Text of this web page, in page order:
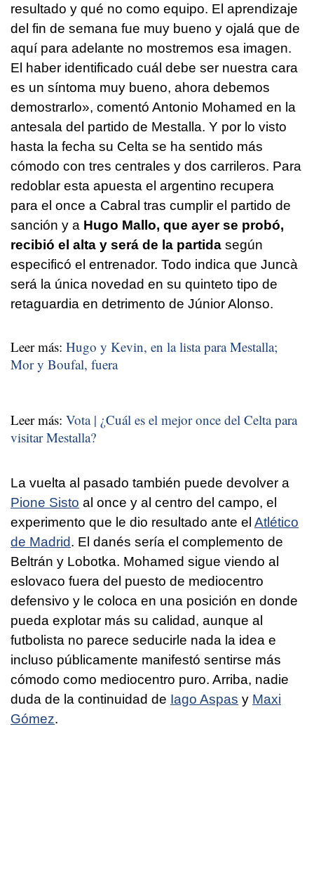
resultado y qué no como equipo. El aprendizaje
del fin de semana fue muy bueno y ojalá que de
aquí para adelante no mostremos esa imagen.
El haber identificado cuál debe ser nuestra cara
es un síntoma muy bueno, ahora debemos
demostrarlo», comentó Antonio Mohamed en la
antesala del partido de Mestalla. Y por lo visto
hasta la fecha su Celta se ha sentido más
cómodo con tres centrales y dos carrileros. Para
redoblar esta apuesta el argentino recupera
para el once a Cabral tras cumplir el partido de
sanción y a Hugo Mallo, que ayer se probó,
recibió el alta y será de la partida según
especificó el entrenador. Todo indica que Juncà
será la única novedad en su quinteto tipo de
retaguardia en detrimento de Júnior Alonso.
Leer más: Hugo y Kevin, en la lista para Mestalla;
Mor y Boufal, fuera
Leer más: Vota | ¿Cuál es el mejor once del Celta para
visitar Mestalla?
La vuelta al pasado también puede devolver a
Pione Sisto al once y al centro del campo, el
experimento que le dio resultado ante el Atlético
de Madrid. El danés sería el complemento de
Beltrán y Lobotka. Mohamed sigue viendo al
eslovaco fuera del puesto de mediocentro
defensivo y le coloca en una posición en donde
pueda explotar más su calidad, aunque al
futbolista no parece seducirle nada la idea e
incluso públicamente manifestó sentirse más
cómodo como mediocentro puro. Arriba, nadie
duda de la continuidad de Iago Aspas y Maxi
Gómez.